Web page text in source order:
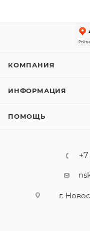
КОМПАНИЯ
ИНФОРМАЦИЯ
ПОМОЩЬ
г.